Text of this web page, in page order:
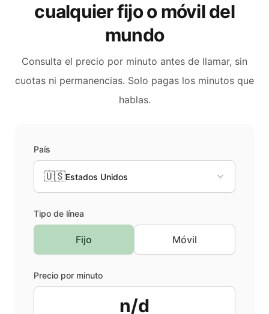
cualquier fijo o móvil del
mundo
Consulta el precio por minuto antes de llamar, sin
cuotas ni permanencias. Solo pagas los minutos que
hablas.
País
🇺🇸Estados Unidos
Tipo de línea
Fijo Móvil
Precio por minuto
n/d